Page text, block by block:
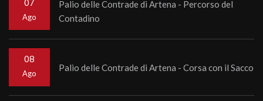
07
Ago
Palio delle Contrade di Artena - Percorso del
Contadino
08
Ago
Palio delle Contrade di Artena - Corsa con il Sacco